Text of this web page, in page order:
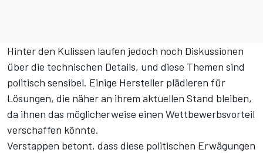
Hinter den Kulissen laufen jedoch noch Diskussionen
über die technischen Details, und diese Themen sind
politisch sensibel. Einige Hersteller plädieren für
Lösungen, die näher an ihrem aktuellen Stand bleiben,
da ihnen das möglicherweise einen Wettbewerbsvorteil
verschaffen könnte.
Verstappen betont, dass diese politischen Erwägungen